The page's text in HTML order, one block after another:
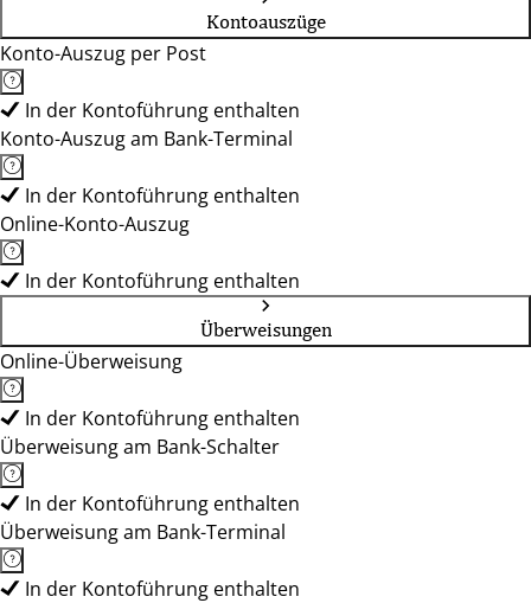
Kontoauszüge
Konto-Auszug per Post
In der Kontoführung enthalten
Konto-Auszug am Bank-Terminal
In der Kontoführung enthalten
Online-Konto-Auszug
In der Kontoführung enthalten
Überweisungen
Online-Überweisung
In der Kontoführung enthalten
Überweisung am Bank-Schalter
In der Kontoführung enthalten
Überweisung am Bank-Terminal
In der Kontoführung enthalten